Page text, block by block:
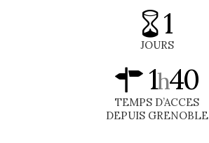
1
JOURS
1h40
TEMPS D’ACCES
DEPUIS GRENOBLE